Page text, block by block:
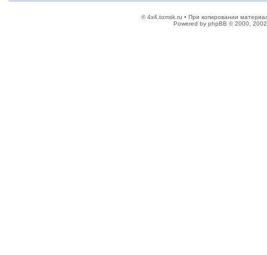
© 4x4.tomsk.ru • При копировании
Powered by phpBB © 2000,